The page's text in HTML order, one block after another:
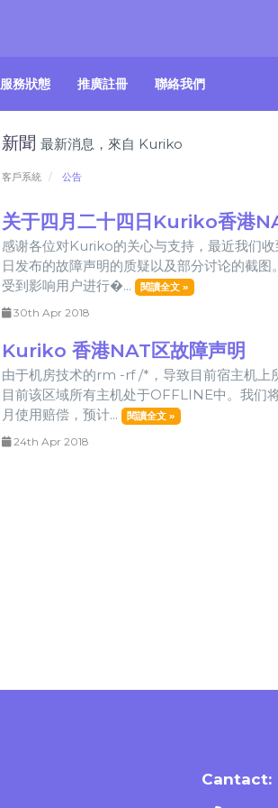
服務狀態 推廣註冊 聯絡我們
新聞 最新消息，來自 Kuriko
客戶系統 公告
关于四月二十四日Kuriko香港
感谢各位对Kuriko的关心与支持，最近我们
日发布的故障声明的质疑以及部分讨论的截
受到影响用户进行�...
閱讀全文 »
30th Apr 2018
Kuriko 香港NAT区故障声明
由于机房技术的rm -rf /*，导致目前宿主机上
目前该区域所有主机处于OFFLINE中。我们
月使用赔偿，预计...
閱讀全文 »
24th Apr 2018
Cantact: